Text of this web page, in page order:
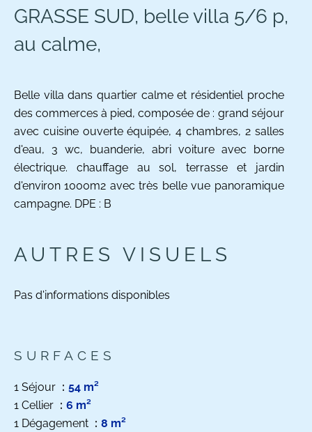
GRASSE SUD, belle villa 5/6 p,
au calme,
Belle villa dans quartier calme et résidentiel proche
des commerces à pied, composée de : grand séjour
avec cuisine ouverte équipée, 4 chambres, 2 salles
d'eau, 3 wc, buanderie, abri voiture avec borne
électrique. chauffage au sol, terrasse et jardin
d'environ 1000m2 avec très belle vue panoramique
campagne. DPE : B
AUTRES VISUELS
Pas d'informations disponibles
SURFACES
1 Séjour
54 m²
1 Cellier
6 m²
1 Dégagement
8 m²